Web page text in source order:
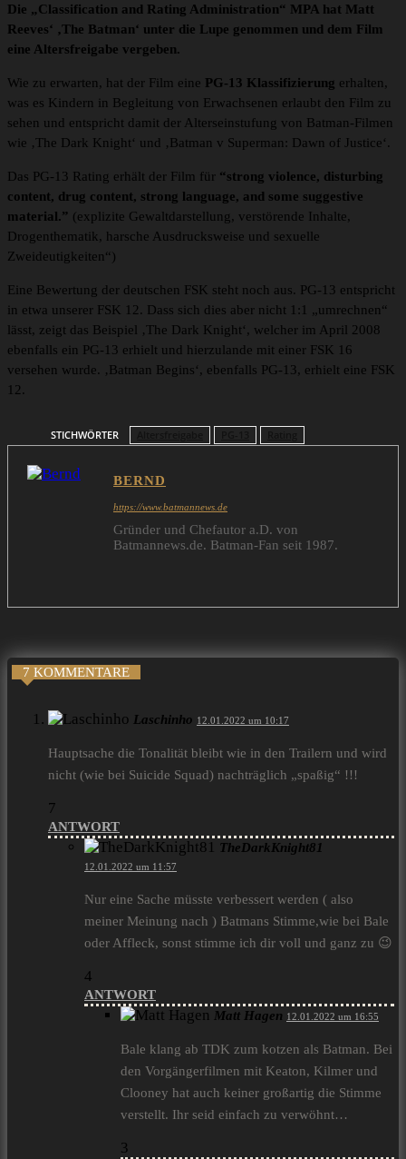
Die „Classification and Rating Administration“ MPA hat Matt
Reeves‘ ‚The Batman‘ unter die Lupe genommen und dem Film
eine Altersfreigabe vergeben.
Wie zu erwarten, hat der Film eine PG-13 Klassifizierung erhalten,
was es Kindern in Begleitung von Erwachsenen erlaubt den Film zu
sehen und entspricht damit der Alterseinstufung von Batman-Filmen
wie ‚The Dark Knight‘ und ‚Batman v Superman: Dawn of Justice‘.
Das PG-13 Rating erhält der Film für “strong violence, disturbing
content, drug content, strong language, and some suggestive
material.” (explizite Gewaltdarstellung, verstörende Inhalte,
Drogenthematik, harsche Ausdrucksweise und sexuelle
Zweideutigkeiten“)
Eine Bewertung der deutschen FSK steht noch aus. PG-13 entspricht
in etwa unserer FSK 12. Dass sich dies aber nicht 1:1 „umrechnen“
lässt, zeigt das Beispiel ‚The Dark Knight‘, welcher im April 2008
ebenfalls ein PG-13 erhielt und hierzulande mit einer FSK 16
versehen wurde. ‚Batman Begins‘, ebenfalls PG-13, erhielt eine FSK
12.
STICHWÖRTER
BERND
https://www.batmannews.de
Gründer und Chefautor a.D. von
Batmannews.de. Batman-Fan seit 1987.
7 KOMMENTARE
Laschinho 12.01.2022 um 10:17
Hauptsache die Tonalität bleibt wie in den Trailern und wird
nicht (wie bei Suicide Squad) nachträglich „spaßig“ !!!
7
ANTWORT
TheDarkKnight81
12.01.2022 um 11:57
Nur eine Sache müsste verbessert werden ( also
meiner Meinung nach ) Batmans Stimme,wie bei Bale
oder Affleck, sonst stimme ich dir voll und ganz zu 😉
4
ANTWORT
Matt Hagen 12.01.2022 um 16:55
Bale klang ab TDK zum kotzen als Batman. Bei
den Vorgängerfilmen mit Keaton, Kilmer und
Clooney hat auch keiner großartig die Stimme
verstellt. Ihr seid einfach zu verwöhnt…
3